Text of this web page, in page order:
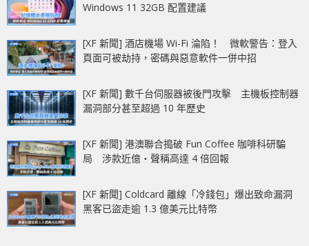
Windows 11 32GB 配置建議
[XF 新聞] 酒店機場 Wi-Fi 淪陷！ 微軟警告：登入
頁面可被劫持，密碼與惡意軟件一併中招
[XF 新聞] 數千台伺服器被後門攻擊 主機板控制器
漏洞部分甚至超過 10 年歷史
[XF 新聞] 港澳聯合搗破 Fun Coffee 咖啡科研騙
局 涉款近億‧聲稱高達 4 倍回報
[XF 新聞] Coldcard 離線「冷錢包」爆出致命漏洞
黑客已盜走逾 1.3 億美元比特幣